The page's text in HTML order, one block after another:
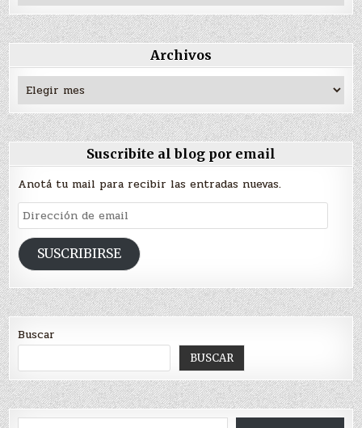
Archivos
Archivos
Suscribite al blog por email
Anotá tu mail para recibir las entradas nuevas.
Dirección
de
emailSUSCRIBIRSE
Buscar
BUSCAR
Type your email…